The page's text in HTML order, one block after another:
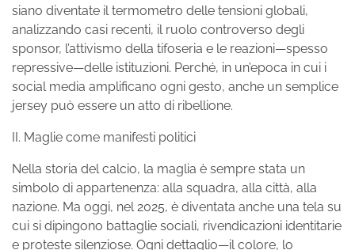
siano diventate il termometro delle tensioni globali,
analizzando casi recenti, il ruolo controverso degli
sponsor, l’attivismo della tifoseria e le reazioni—spesso
repressive—delle istituzioni. Perché, in un’epoca in cui i
social media amplificano ogni gesto, anche un semplice
jersey può essere un atto di ribellione.
II. Maglie come manifesti politici
Nella storia del calcio, la maglia è sempre stata un
simbolo di appartenenza: alla squadra, alla città, alla
nazione. Ma oggi, nel 2025, è diventata anche una tela su
cui si dipingono battaglie sociali, rivendicazioni identitarie
e proteste silenziose. Ogni dettaglio—il colore, lo